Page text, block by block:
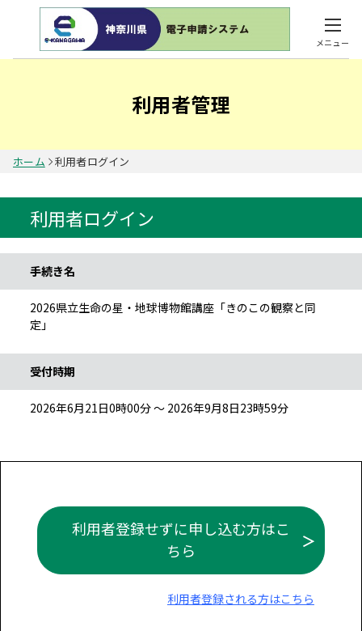
メニュー
利用者管理
ホーム 利用者ログイン
利用者ログイン
手続き名
2026県立生命の星・地球博物館講座「きのこの観察と同
定」
受付時期
2026年6月21日0時00分 ～ 2026年9月8日23時59分
利用者登録せずに申し込む方はこ
ちら
利用者登録される方はこちら